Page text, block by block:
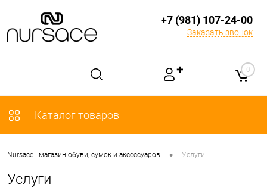
+7 (981) 107-24-00
Заказать звонок
✚ 0
Каталог товаров
Nursace - магазин обуви, сумок и аксессуаров • Услуги
Услуги